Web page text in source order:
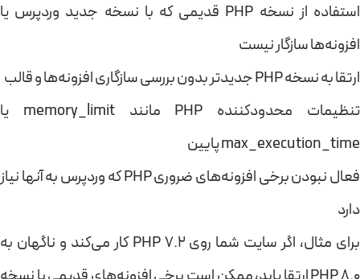
استفاده از نسخه PHP قدیمی که با نسخه جدید وردپرس یا
افزونه‌ها سازگار نیست
ارتقا به نسخه PHP جدیدتر بدون بررسی سازگاری افزونه‌ها و قالب
تنظیمات محدودکننده PHP مانند memory_limit یا
max_execution_time پایین
فعال نبودن برخی افزونه‌های ضروری PHP که وردپرس به آنها نیاز
دارد
برای مثال، اگر سایت شما روی PHP 7.2 کار می‌کند و ناگهان به